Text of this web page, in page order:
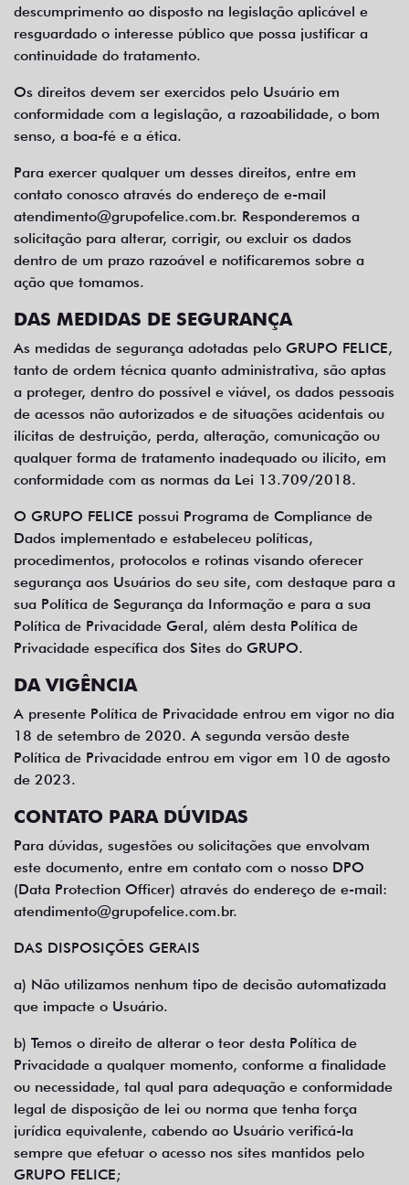
descumprimento ao disposto na legislação aplicável e
resguardado o interesse público que possa justificar a
continuidade do tratamento.
Os direitos devem ser exercidos pelo Usuário em
conformidade com a legislação, a razoabilidade, o bom
senso, a boa-fé e a ética.
Para exercer qualquer um desses direitos, entre em
contato conosco através do endereço de e-mail
atendimento@grupofelice.com.br. Responderemos a
solicitação para alterar, corrigir, ou excluir os dados
dentro de um prazo razoável e notificaremos sobre a
ação que tomamos.
DAS MEDIDAS DE SEGURANÇA
As medidas de segurança adotadas pelo GRUPO FELICE,
tanto de ordem técnica quanto administrativa, são aptas
a proteger, dentro do possível e viável, os dados pessoais
de acessos não autorizados e de situações acidentais ou
ilícitas de destruição, perda, alteração, comunicação ou
qualquer forma de tratamento inadequado ou ilícito, em
conformidade com as normas da Lei 13.709/2018.
O GRUPO FELICE possui Programa de Compliance de
Dados implementado e estabeleceu políticas,
procedimentos, protocolos e rotinas visando oferecer
segurança aos Usuários do seu site, com destaque para a
sua Política de Segurança da Informação e para a sua
Política de Privacidade Geral, além desta Política de
Privacidade específica dos Sites do GRUPO.
DA VIGÊNCIA
A presente Política de Privacidade entrou em vigor no dia
18 de setembro de 2020. A segunda versão deste
Política de Privacidade entrou em vigor em 10 de agosto
de 2023.
CONTATO PARA DÚVIDAS
Para dúvidas, sugestões ou solicitações que envolvam
este documento, entre em contato com o nosso DPO
(Data Protection Officer) através do endereço de e-mail:
atendimento@grupofelice.com.br.
DAS DISPOSIÇÕES GERAIS
a) Não utilizamos nenhum tipo de decisão automatizada
que impacte o Usuário.
b) Temos o direito de alterar o teor desta Política de
Privacidade a qualquer momento, conforme a finalidade
ou necessidade, tal qual para adequação e conformidade
legal de disposição de lei ou norma que tenha força
jurídica equivalente, cabendo ao Usuário verificá-la
sempre que efetuar o acesso nos sites mantidos pelo
GRUPO FELICE;